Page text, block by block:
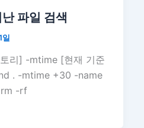
파일 검색
일
리] -mtime [현재 기준
. -mtime +30 -name
rm -rf